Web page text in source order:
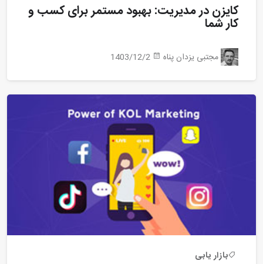
کایزن در مدیریت: بهبود مستمر برای کسب و
کار شما
مجتبی یزدان پناه 1403/12/2
بازار یابی